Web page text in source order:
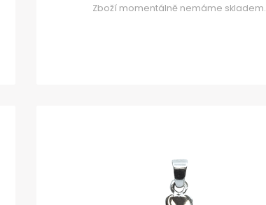
Zboží momentálně nemáme skladem.